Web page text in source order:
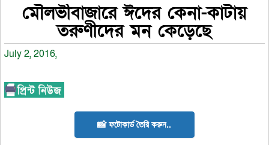
মৌলভীবাজারে ঈদের কেনা-কাটায়
তরুণীদের মন কেড়েছে
July 2, 2016,
📸 ফটোকার্ড তৈরি করুন..